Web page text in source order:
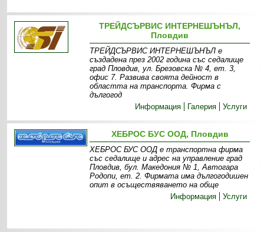
ТРЕЙДСЪРВИС ИНТЕРНЕШЪНЪЛ,
Пловдив
ТРЕЙДСЪРВИС ИНТЕРНЕШЪНЪЛ е
създадена през 2002 година със седалище
град Пловдив, ул. Брезовска № 4, ет. 3,
офис 7. Развива своята дейност в
областта на транспорта. Фирма с
дългогод
Информация
Галерия Услуги
ХЕБРОС БУС ООД, Пловдив
ХЕБРОС БУС ООД е транспортна фирма
със седалище и адрес на управление град
Пловдив, бул. Македония № 1, Автогара
Родопи, ет. 2. Фирмата има дългогодишен
опит в осъществяването на обще
Информация
Услуги